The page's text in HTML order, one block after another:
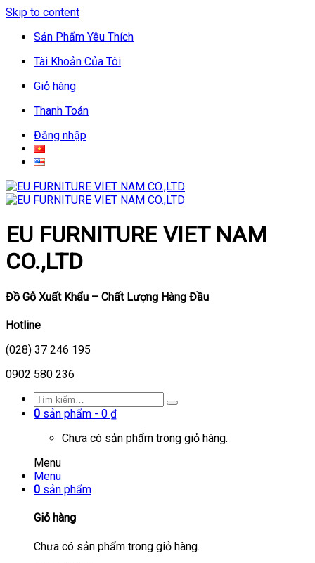
Skip to content
Sản Phẩm Yêu Thích
Tài Khoản Của Tôi
Giỏ hàng
Thanh Toán
Đăng nhập
EU FURNITURE VIET NAM
CO.,LTD
Đồ Gỗ Xuất Khẩu – Chất Lượng Hàng Đầu
Hotline
(028) 37 246 195
0902 580 236
0 sản phẩm - 0 ₫
Chưa có sản phẩm trong giỏ hàng.
Menu
Menu
0 sản phẩm
Giỏ hàng
Chưa có sản phẩm trong giỏ hàng.